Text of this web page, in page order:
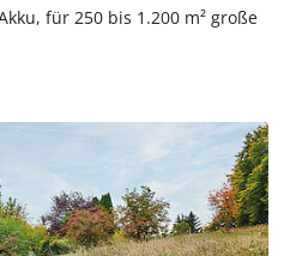
für 250 bis 1.200 m² große